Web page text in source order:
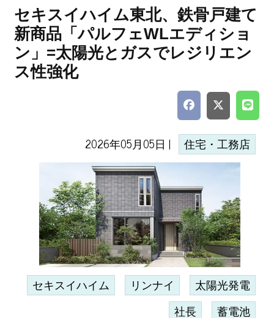
セキスイハイム東北、鉄骨戸建て
新商品「パルフェWLエディショ
ン」=太陽光とガスでレジリエン
ス性強化
2026年05月05日 | 住宅・工務店
セキスイハイム リンナイ 太陽光発電
社長 蓄電池